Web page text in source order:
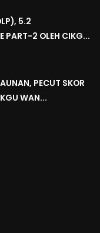
5.2
PART-2 OLEH CIKG...
PECUT SKOR
WAN...